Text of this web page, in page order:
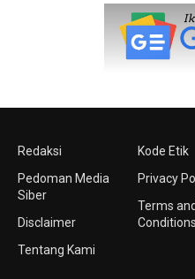
Redaksi
Pedoman Media
Siber
Disclaimer
Tentang Kami
Kode Etik
Privacy
Terms and
Conditions